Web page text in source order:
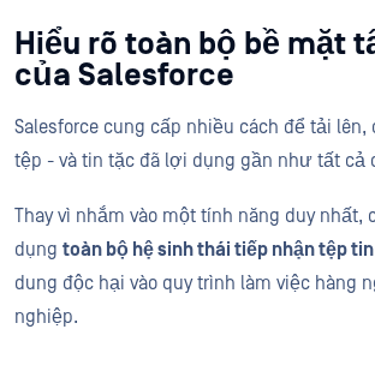
Hiểu rõ toàn bộ bề mặt
của Salesforce
Salesforce cung cấp nhiều cách để tải lên,
tệp - và tin tặc đã lợi dụng gần như tất cả
Thay vì nhắm vào một tính năng duy nhất,
dụng toàn bộ hệ sinh thái tiếp nhận tệp tin
dung độc hại vào quy trình làm việc hàng
nghiệp.